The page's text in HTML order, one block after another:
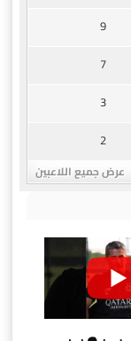
9
7
3
2
عرض جميع اللاعبين